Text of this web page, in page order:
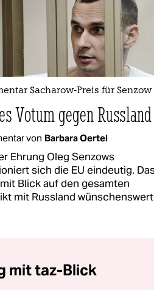
Sacharow-Preis für Senzow
Votum gegen Russland
von Barbara Oertel
Ehrung Oleg Senzows
sich die EU eindeutig.
Blick auf den gesamten
mit Russland
mit taz-Blick